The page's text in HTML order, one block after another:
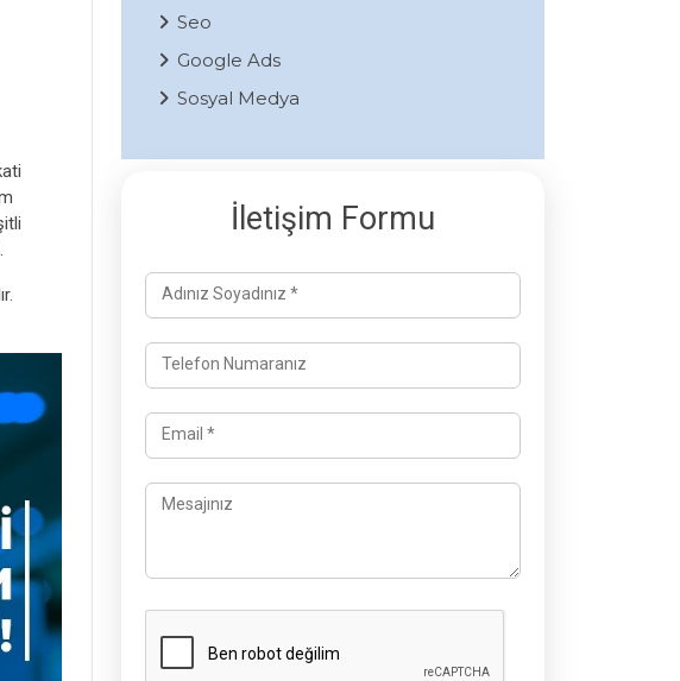
Seo
Google Ads
Sosyal Medya
İletişim Formu
Adınız Soyadınız *
Telefon Numaranız
Email *
Mesajınız